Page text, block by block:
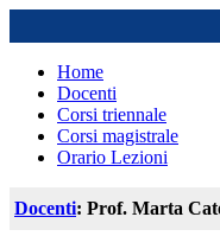
Home
Docenti
Corsi triennale
Corsi magistrale
Orario Lezioni
Docenti: Prof. Marta